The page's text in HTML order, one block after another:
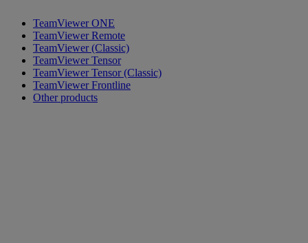
TeamViewer ONE
TeamViewer Remote
TeamViewer (Classic)
TeamViewer Tensor
TeamViewer Tensor (Classic)
TeamViewer Frontline
Other products